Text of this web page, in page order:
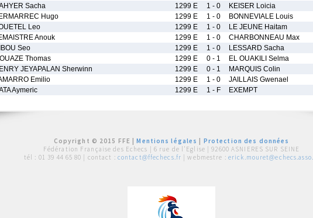
Sacha 1299 E 1 - 0 KEISER Loicia
Hugo 1299 E 1 - 0 BONNEVIALE Louis
Leo 1299 E 1 - 0 LE JEUNE Haitam
Anouk 1299 E 1 - 0 CHARBONNEAU Max
Seo 1299 E 1 - 0 LESSARD Sacha
Thomas 1299 E 0 - 1 EL OUAKILI Selma
JEYAPALAN Sherwinn 1299 E 0 - 1 MARQUIS Colin
Emilio 1299 E 1 - 0 JAILLAIS Gwenael
Aymeric 1299 E 1 - F EXEMPT
Copyright © 2015 FFE |Mentions légales
Protection des données
Fédération Française des Echecs | 6 rue de l'Eglise | 92600 ASNIERES SUR SEINE
tél : 01 39 44 65 80 | contact : contact@ffechecs.fr | webmestre :